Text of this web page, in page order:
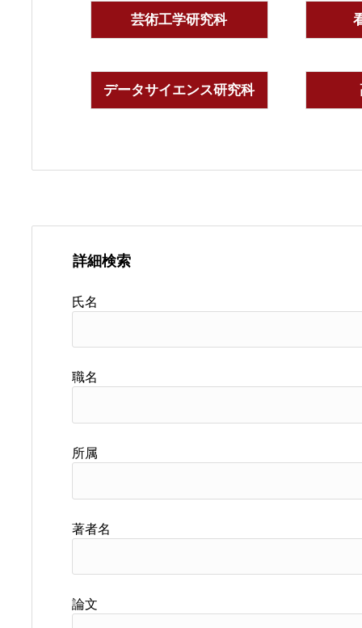
芸術工学研究科
データサイエンス研究科
詳細検索
氏名
職名
所属
著者名
論文